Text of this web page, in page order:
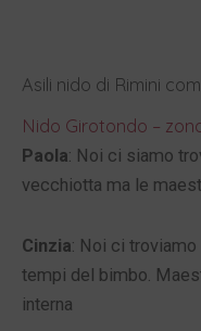
Asili nido di Rimini
Nido Girotondo –
Paola: Noi ci siamo
vecchiotta ma le
Cinzia: Noi ci
tempi del bimbo.
interna